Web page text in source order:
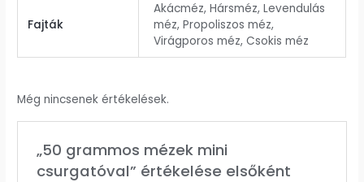
Fajták
Akácméz, Hársméz, Levendulás
méz, Propoliszos méz,
Virágporos méz, Csokis méz
Még nincsenek értékelések.
„50 grammos mézek mini
csurgatóval” értékelése elsőként